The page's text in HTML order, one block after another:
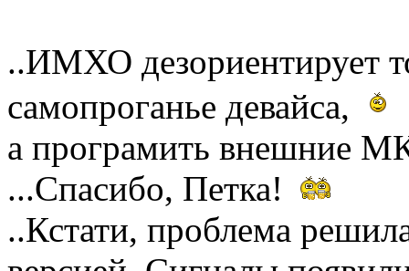
..ИМХО дезориентирует
самопроганье девайса,
а програмить внешние
...Спасибо, Петка!
..Кстати, проблема